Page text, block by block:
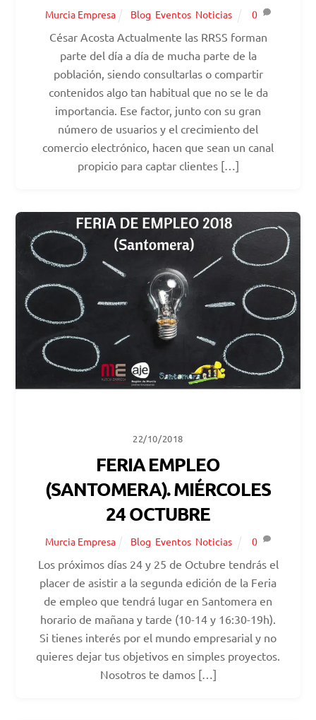
Murcia Empresa Blog Eventos Noticias 0
César Acosta Actualmente las RRSS forman
parte del día a día de mucha parte de la
población, siendo consultarlas o compartir
contenidos algo tan habitual que no se le da
importancia. Ese factor, junto con su gran
número de usuarios y el crecimiento del
comercio electrónico, hacen que sean un canal
propicio para captar clientes […]
22/10/2018
FERIA EMPLEO
(SANTOMERA). MIÉRCOLES
24 OCTUBRE
Murcia Empresa Blog Eventos Noticias 0
Los próximos días 24 y 25 de Octubre tendrás el
placer de asistir a la segunda edición de la Feria
de empleo que tendrá lugar en Santomera en
horario de mañana y tarde (10-14 y 16:30-19h).
Si tienes interés por el mundo empresarial y no
quieres dejar tus objetivos en simples proyectos.
Nosotros te damos […]